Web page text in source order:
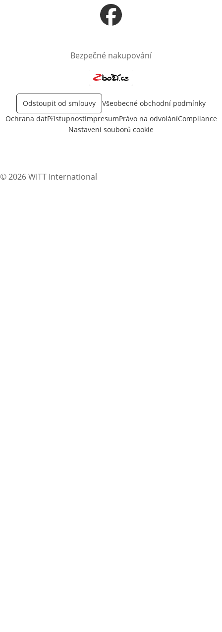
Otevře v novém okně
Bezpečné nakupování
Odstoupit od smlouvy
Všeobecné obchodní podmínky
Ochrana datPřístupnostImpresumPrávo na odvoláníCompliance
Nastavení souborů cookie
© 2026 WITT International